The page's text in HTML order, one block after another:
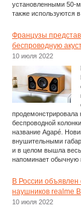
установленными 50-
также используются
Французы
беспроводную
10 июля 2022
беспроводной
название Agapé.
внушительными
и в целом вышла
напоминает обычную
В России объявлен
наушников realme
10 июля 2022